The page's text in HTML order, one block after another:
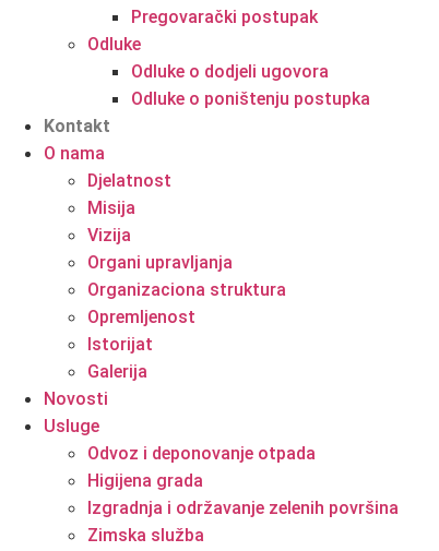
Pregovarački postupak
Odluke
Odluke o dodjeli ugovora
Odluke o poništenju postupka
Kontakt
O nama
Djelatnost
Misija
Vizija
Organi upravljanja
Organizaciona struktura
Opremljenost
Istorijat
Galerija
Novosti
Usluge
Odvoz i deponovanje otpada
Higijena grada
Izgradnja i održavanje zelenih površina
Zimska služba